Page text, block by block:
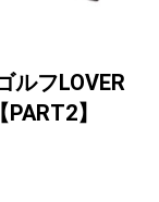
ルフLOVER
】